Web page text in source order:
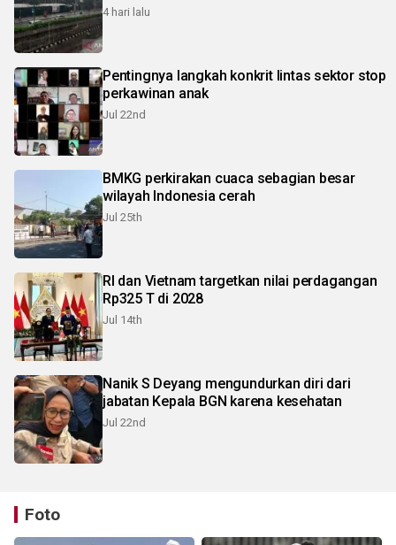
4 hari lalu
Pentingnya langkah konkrit lintas sektor stop
perkawinan anak
Jul 22nd
BMKG perkirakan cuaca sebagian besar
wilayah Indonesia cerah
Jul 25th
RI dan Vietnam targetkan nilai perdagangan
Rp325 T di 2028
Jul 14th
Nanik S Deyang mengundurkan diri dari
jabatan Kepala BGN karena kesehatan
Jul 22nd
Foto